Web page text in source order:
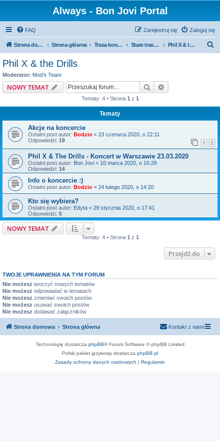
Always - Bon Jovi Portal
FAQ Zaloguj się
Zarejestruj się
Strona domowa Strona główna Trasa koncertowa Stare trasy koncertowe Phil X & the Drills
Phil X & the Drills
Moderator: Mod's Team
NOWY TEMAT Szukaj
Tematy: 4 • Strona 1 z 1
Tematy
Akcje na koncercie
Ostatni post autor: Bodzio « 23 czerwca 2020, o 22:11
Odpowiedzi: 19 1 2
Phil X & The Drills - Koncert w Warszawie 23.03.2020
Ostatni post autor: Bon Jovi « 10 marca 2020, o 16:28
Odpowiedzi: 14
Info o koncercie :)
Ostatni post autor: Bodzio « 24 lutego 2020, o 14:20
Kto się wybiera?
Ostatni post autor: Edyta « 29 stycznia 2020, o 17:41
Odpowiedzi: 5
NOWY TEMAT
Tematy: 4 • Strona 1 z 1
Przejdź do
TWOJE UPRAWNIENIA NA TYM FORUM
Nie możesz tworzyć nowych tematów
Nie możesz odpowiadać w tematach
Nie możesz zmieniać swoich postów
Nie możesz usuwać swoich postów
Nie możesz dodawać załączników
Strona domowa Strona główna Kontakt z nami
Technologię dostarcza phpBB® Forum Software © phpBB Limited
Polski pakiet językowy dostarcza phpBB.pl
Zasady ochrony danych osobowych | Regulamin